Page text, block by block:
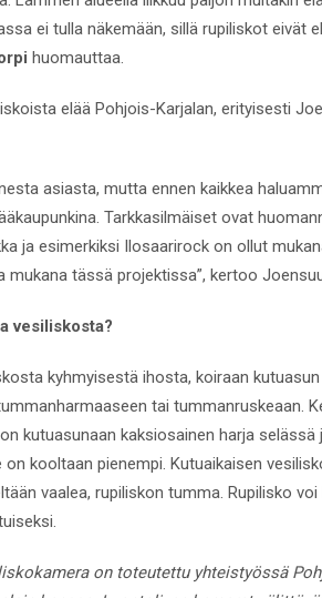
ei tulla näkemään, sillä rupiliskot eivät
huomauttaa.
elää Pohjois-Karjalan, erityisesti
asiasta, mutta ennen kaikkea
Tarkkasilmäiset ovat
ja esimerkiksi Ilosaarirock on ollut
mukana tässä projektissa”, kertoo
vesiliskosta?
kyhmyisestä ihosta, koiraan
tai tummanruskeaan.
kutuasunaan kaksiosainen harja
kooltaan pienempi. Kutuaikaisen
vaalea, rupiliskon tumma. Rupilisko
on toteutettu yhteistyössä